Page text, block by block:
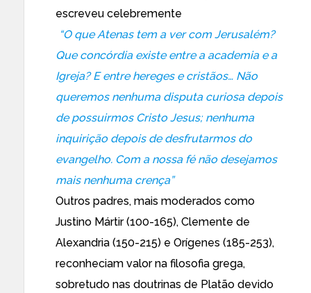
escreveu celebremente
“O que Atenas tem a ver com Jerusalém?
Que concórdia existe entre a academia e a
Igreja? E entre hereges e cristãos… Não
queremos nenhuma disputa curiosa depois
de possuirmos Cristo Jesus; nenhuma
inquirição depois de desfrutarmos do
evangelho. Com a nossa fé não desejamos
mais nenhuma crença”
Outros padres, mais moderados como
Justino Mártir (100-165), Clemente de
Alexandria (150-215) e Orígenes (185-253),
reconheciam valor na filosofia grega,
sobretudo nas doutrinas de Platão devido